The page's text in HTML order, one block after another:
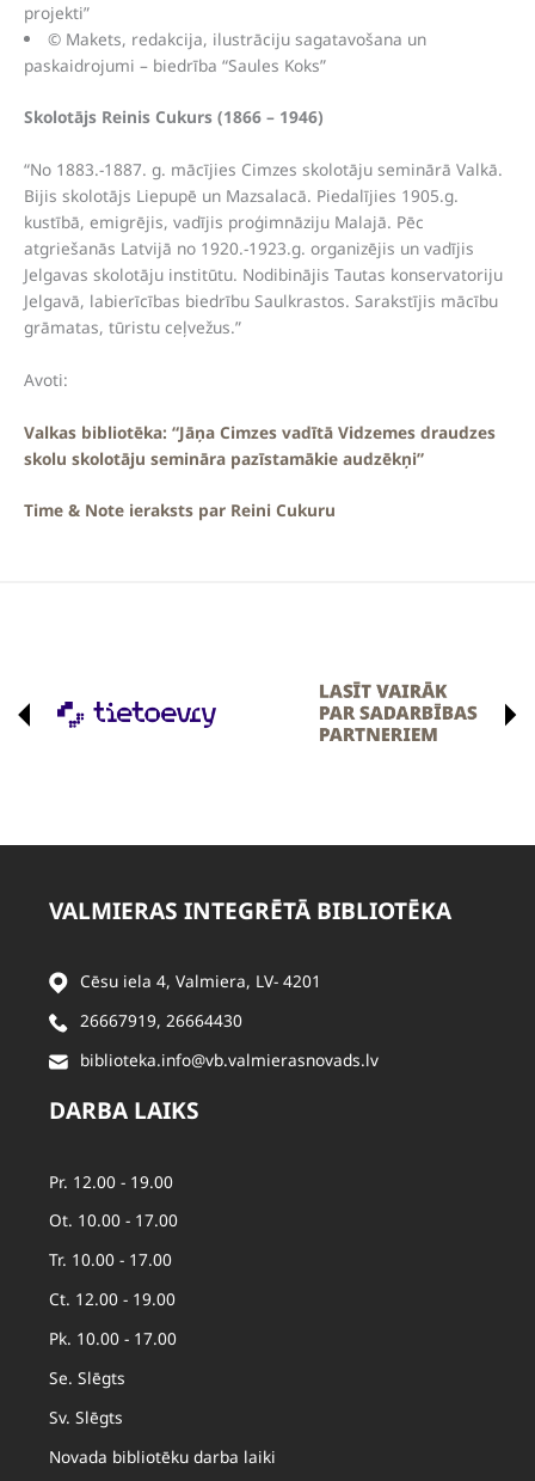
projekti”
© Makets, redakcija, ilustrāciju sagatavošana un
paskaidrojumi – biedrība “Saules Koks”
Skolotājs Reinis Cukurs (1866 – 1946)
“No 1883.-1887. g. mācījies Cimzes skolotāju seminārā Valkā.
Bijis skolotājs Liepupē un Mazsalacā. Piedalījies 1905.g.
kustībā, emigrējis, vadījis proģimnāziju Malajā. Pēc
atgriešanās Latvijā no 1920.-1923.g. organizējis un vadījis
Jelgavas skolotāju institūtu. Nodibinājis Tautas konservatoriju
Jelgavā, labierīcības biedrību Saulkrastos. Sarakstījis mācību
grāmatas, tūristu ceļvežus.”
Avoti:
Valkas bibliotēka: “Jāņa Cimzes vadītā Vidzemes draudzes
skolu skolotāju semināra pazīstamākie audzēkņi”
Time & Note ieraksts par Reini Cukuru
VALMIERAS INTEGRĒTĀ BIBLIOTĒKA
Cēsu iela 4, Valmiera, LV- 4201
26667919, 26664430
biblioteka.info@vb.valmierasnovads.lv
DARBA LAIKS
Pr. 12.00 - 19.00
Ot. 10.00 - 17.00
Tr. 10.00 - 17.00
Ct. 12.00 - 19.00
Pk. 10.00 - 17.00
Se. Slēgts
Sv. Slēgts
Novada bibliotēku darba laiki